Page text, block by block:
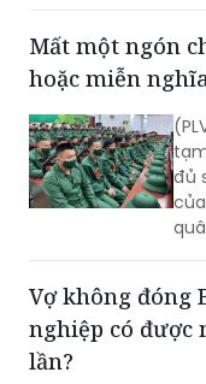
đủ
Vợ không đóng
lần?
(PLVN) - Bộ